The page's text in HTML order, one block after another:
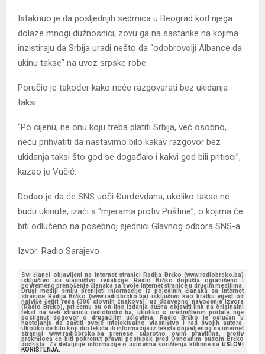
Istaknuo je da posljednjih sedmica u Beograd kod njega
dolaze mnogi dužnosnici, zovu ga na sastanke na kojima
inzistiraju da Srbija uradi nešto da “odobrovolji Albance da
ukinu takse” na uvoz srpske robe.
Poručio je također kako neće razgovarati bez ukidanja
taksi.
“Po cijenu, ne onu koju treba platiti Srbija, već osobno,
neću prihvatiti da nastavimo bilo kakav razgovor bez
ukidanja taksi što god se događalo i kakvi god bili pritisci”,
kazao je Vučić.
Dodao je da će SNS uoči Đurđevdana, ukoliko takse ne
budu ukinute, izaći s “mjerama protiv Prištine”, o kojima će
biti odlučeno na posebnoj sjednici Glavnog odbora SNS-a.
Izvor: Radio Sarajevo
Svi članci objavljeni na internet stranici Radija Brčko (www.radiobrcko.ba)
isključivo su vlasništvo redakcije. Radio Brčko dopušta ograničeno i
povremeno prenošenje članaka sa svoje internet stranice u drugim medijima.
Drugi mediji smiju prenijeti informacije iz pojedinih članaka sa Internet
stranice Radija Brčko (www.radiobrcko.ba) isključivo kao kratku vijest od
najviše četiri reda (300 slovnih znakova), uz obavezno navođenje izvora
(Radio Brčko), pri čemu su on-line izdanja dužna objaviti link na originalni
tekst na web stranicu radiobrcko.ba, ukoliko s uredništvom portala nije
postignut dogovor o drugačijim uslovima. Radio Brčko je odlučan u
nastojanju da zaštiti svoje intelektualno vlasništvo i rad svojih autora.
Ukoliko se bilo koji dio teksta ili informacija iz teksta objavljenog na internet
stranici www.radiobrcko.ba prenese suprotno ovim pravilima, protiv
prekršioca će biti pokrenut pravni postupak pred Osnovnim sudom Brčko
distrikta. Za detaljnije informacije o uslovima korištenja kliknite na USLOVI
KORIŠTENJA.